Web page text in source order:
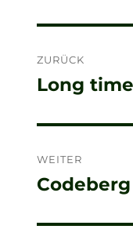
ZURÜCK
Vorheriger
Long
WEITER
Nächster